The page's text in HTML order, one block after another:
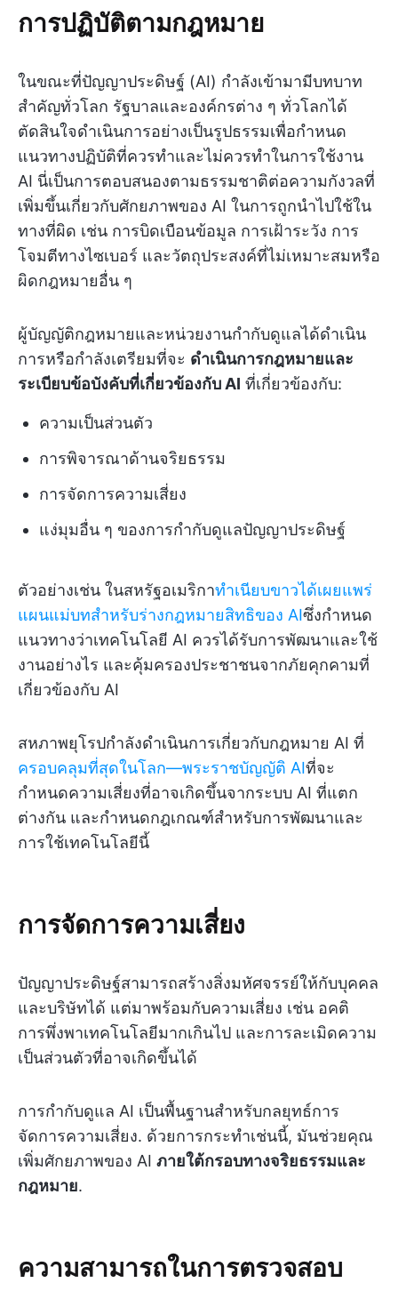
การปฏิบัติตามกฎหมาย
ในขณะที่ปัญญาประดิษฐ์ (AI) กำลังเข้ามามีบทบาท
สำคัญทั่วโลก รัฐบาลและองค์กรต่าง ๆ ทั่วโลกได้
ตัดสินใจดำเนินการอย่างเป็นรูปธรรมเพื่อกำหนด
แนวทางปฏิบัติที่ควรทำและไม่ควรทำในการใช้งาน
AI นี่เป็นการตอบสนองตามธรรมชาติต่อความกังวลที่
เพิ่มขึ้นเกี่ยวกับศักยภาพของ AI ในการถูกนำไปใช้ใน
ทางที่ผิด เช่น การบิดเบือนข้อมูล การเฝ้าระวัง การ
โจมตีทางไซเบอร์ และวัตถุประสงค์ที่ไม่เหมาะสมหรือ
ผิดกฎหมายอื่น ๆ
ผู้บัญญัติกฎหมายและหน่วยงานกำกับดูแลได้ดำเนิน
การหรือกำลังเตรียมที่จะ ดำเนินการกฎหมายและ
ระเบียบข้อบังคับที่เกี่ยวข้องกับ AI ที่เกี่ยวข้องกับ:
ความเป็นส่วนตัว
การพิจารณาด้านจริยธรรม
การจัดการความเสี่ยง
แง่มุมอื่น ๆ ของการกำกับดูแลปัญญาประดิษฐ์
ตัวอย่างเช่น ในสหรัฐอเมริกาทำเนียบขาวได้เผยแพร่
แผนแม่บทสำหรับร่างกฎหมายสิทธิของ AIซึ่งกำหนด
แนวทางว่าเทคโนโลยี AI ควรได้รับการพัฒนาและใช้
งานอย่างไร และคุ้มครองประชาชนจากภัยคุกคามที่
เกี่ยวข้องกับ AI
สหภาพยุโรปกำลังดำเนินการเกี่ยวกับกฎหมาย AI ที่
ครอบคลุมที่สุดในโลก—พระราชบัญญัติ AIที่จะ
กำหนดความเสี่ยงที่อาจเกิดขึ้นจากระบบ AI ที่แตก
ต่างกัน และกำหนดกฎเกณฑ์สำหรับการพัฒนาและ
การใช้เทคโนโลยีนี้
การจัดการความเสี่ยง
ปัญญาประดิษฐ์สามารถสร้างสิ่งมหัศจรรย์ให้กับบุคคล
และบริษัทได้ แต่มาพร้อมกับความเสี่ยง เช่น อคติ
การพึ่งพาเทคโนโลยีมากเกินไป และการละเมิดความ
เป็นส่วนตัวที่อาจเกิดขึ้นได้
การกำกับดูแล AI เป็นพื้นฐานสำหรับกลยุทธ์การ
จัดการความเสี่ยง. ด้วยการกระทำเช่นนี้, มันช่วยคุณ
เพิ่มศักยภาพของ AI ภายใต้กรอบทางจริยธรรมและ
กฎหมาย.
ความสามารถในการตรวจสอบ